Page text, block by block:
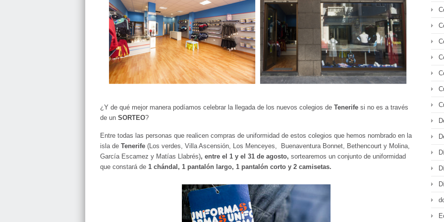
¿Y de qué mejor manera podíamos celebrar la llegada de los nuevos colegios de Tenerife si no es a través
de un SORTEO?
Entre todas las personas que realicen compras de uniformidad de estos colegios que hemos nombrado en la
isla de Tenerife (Los verdes, Villa Ascensión, Los Menceyes,
Buenaventura Bonnet, Bethencourt y Molina,
García Escamez y Matías Llabrés), entre el 1 y el 31 de agosto, sortearemos un conjunto de uniformidad
que constará de 1 chándal, 1 pantalón largo, 1 pantalón corto y 2 camisetas.